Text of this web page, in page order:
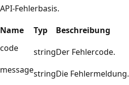
API-Fehlerbasis.
Name
Typ
Beschreibung
code
stringDer Fehlercode.
messagestringDie Fehlermeldung.